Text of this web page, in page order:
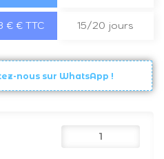
€ € TTC 15/20 jours
nous sur WhatsApp !